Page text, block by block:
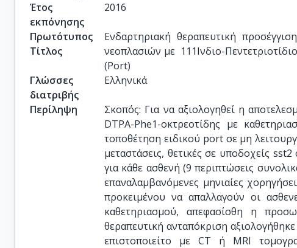
Έτος
εκπόνησης
2016
Πρωτότυπος
Τίτλος
Ενδαρτηριακή θεραπευτική
νεοπλασιών με  111Ινδιο-
(Port)
Γλώσσες
διατριβής
Ελληνικά
Περίληψη
Σκοπός: Για να αξιολογηθεί η
DTPA-Phe1-οκτρεοτίδης με
τοποθέτηση ειδικού port σε μη
μεταστάσεις, θετικές σε υποδοχείς
για κάθε ασθενή (9 περιπτώσεις
επαναλαμβανόμενες μηνιαίες
προκειμένου να απαλλαγούν οι
καθετηριασμού, απεφασίσθη η
θεραπευτική ανταπόκριση
επιστοποιείτο με CT ή MRI